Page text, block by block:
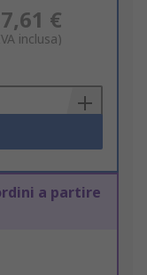
€
inclusa)
a partire